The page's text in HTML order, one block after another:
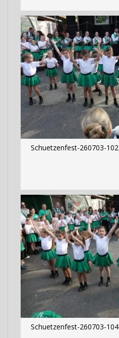
Schuetzenfest-260703-102
Schuetzenfest-260703-104